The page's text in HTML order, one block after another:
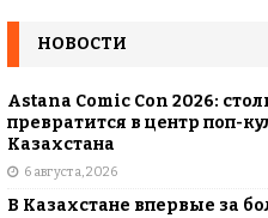
[ 5 августа, 2026 ]
матче в Алматы
[ 31 июля, 2026 ]
подсластителях
[ 31 июля, 2026 ]
НОВОСТИ
Astana Comic Con 2026:
превратится в центр поп-
Казахстана
6 августа, 2026
В Казахстане впервые за